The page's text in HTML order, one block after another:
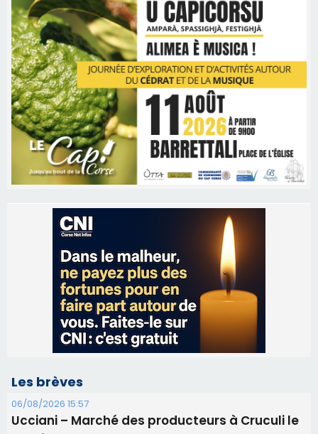
Les brèves
06/08/2026 15:57
Ucciani – Marché des producteurs à Cruculi le
06/08/2026 15:25
Corte – L’association A Nuciola organise une
06/08/2026 15:04
Alata - Soirée Tango Argentin au stade de San